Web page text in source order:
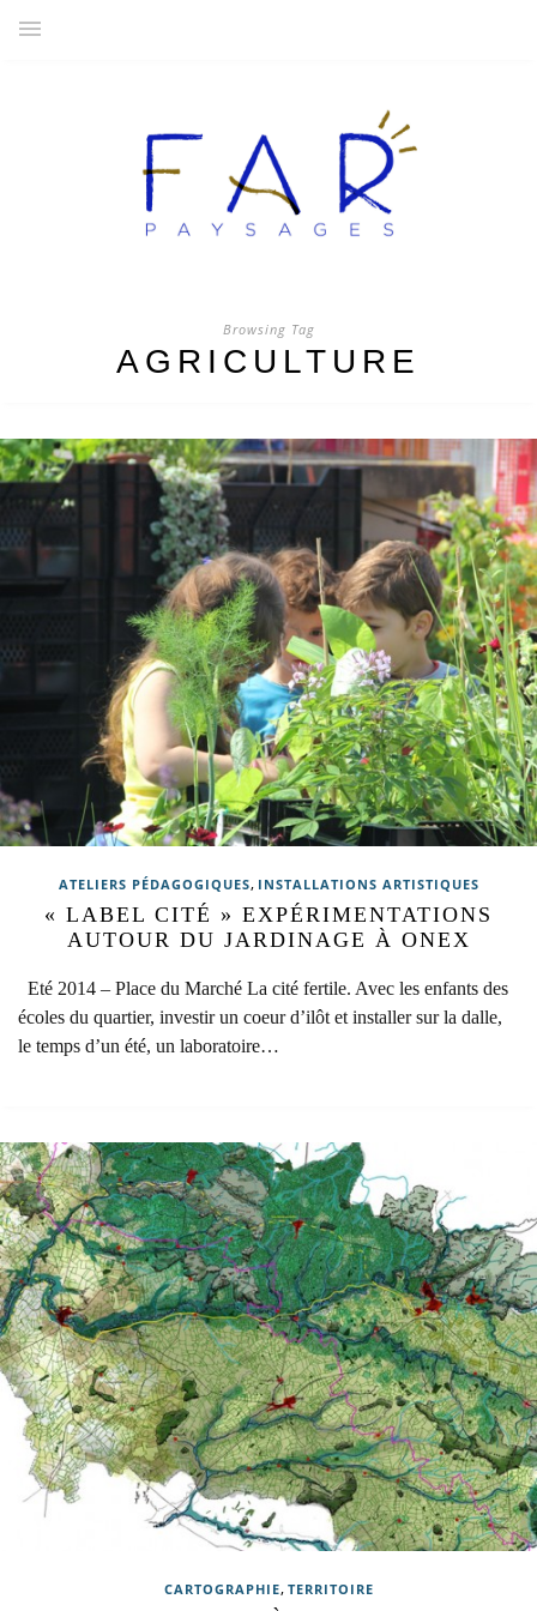
Browsing Tag
AGRICULTURE
ATELIERS PÉDAGOGIQUES, INSTALLATIONS ARTISTIQUES
« LABEL CITÉ » EXPÉRIMENTATIONS
AUTOUR DU JARDINAGE À ONEX
Eté 2014 – Place du Marché La cité fertile. Avec les enfants des
écoles du quartier, investir un coeur d’ilôt et installer sur la dalle,
le temps d’un été, un laboratoire…
CARTOGRAPHIE, TERRITOIRE